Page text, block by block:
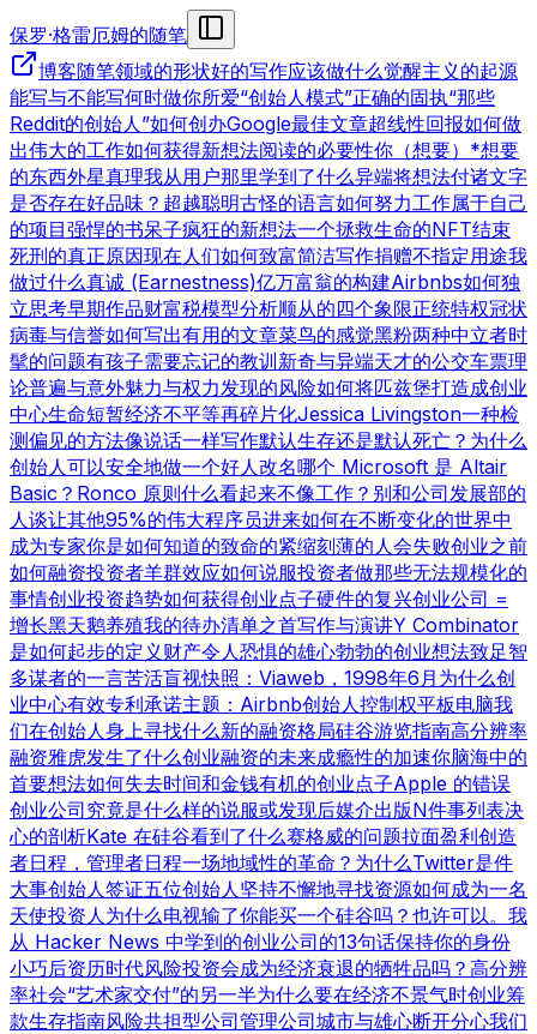
保罗·格雷厄姆的随笔
博客随笔领域的形状好的写作应该做什么觉醒主义的起源
能写与不能写何时做你所爱“创始人模式”正确的固执“那些
Reddit的创始人”如何创办Google最佳文章超线性回报如何做
出伟大的工作如何获得新想法阅读的必要性你（想要）*想要
的东西外星真理我从用户那里学到了什么异端将想法付诸文字
是否存在好品味？ 超越聪明古怪的语言如何努力工作属于自己
的项目强悍的书呆子疯狂的新想法一个拯救生命的NFT结束
死刑的真正原因现在人们如何致富简洁写作捐赠不指定用途我
做过什么真诚 (Earnestness)亿万富翁的构建Airbnbs如何独
立思考早期作品财富税模型分析顺从的四个象限正统特权冠状
病毒与信誉如何写出有用的文章菜鸟的感觉黑粉两种中立者时
髦的问题有孩子需要忘记的教训 新奇与异端天才的公交车票理
论普遍与意外魅力与权力发现的风险如何将匹兹堡打造成创业
中心生命短暂经济不平等再碎片化Jessica Livingston一种检
测偏见的方法像说话一样写作默认生存还是默认死亡？ 为什么
创始人可以安全地做一个好人改名哪个 Microsoft 是 Altair
Basic？ Ronco 原则什么看起来不像工作？ 别和公司发展部的
人谈让其他95%的伟大程序员进来如何在不断变化的世界中
成为专家你是如何知道的致命的紧缩刻薄的人会失败创业之前
如何融资投资者羊群效应如何说服投资者做那些无法规模化的
事情创业投资趋势如何获得创业点子硬件的复兴创业公司 =
增长黑天鹅养殖我的待办清单之首写作与演讲Y Combinator
是如何起步的定义财产令人恐惧的雄心勃勃的创业想法致足智
多谋者的一言苦活盲视快照：Viaweb，1998年6月 为什么创
业中心有效专利承诺主题：Airbnb创始人控制权平板电脑我
们在创始人身上寻找什么新的融资格局硅谷游览指南高分辨率
融资雅虎发生了什么创业融资的未来成瘾性的加速你脑海中的
首要想法如何失去时间和金钱有机的创业点子Apple 的错误
创业公司究竟是什么样的说服或发现后媒介出版N件事列表决
心的剖析Kate 在硅谷看到了什么赛格威的问题拉面盈利创造
者日程，管理者日程一场地域性的革命？ 为什么Twitter是件
大事创始人签证五位创始人坚持不懈地寻找资源如何成为一名
天使投资人为什么电视输了你能买一个硅谷吗？也许可以。 我
从 Hacker News 中学到的创业公司的13句话保持你的身份
小巧后资历时代风险投资会成为经济衰退的牺牲品吗？ 高分辨
率社会“艺术家交付”的另一半为什么要在经济不景气时创业筹
款生存指南风险共担型公司管理公司城市与雄心断开分心我们